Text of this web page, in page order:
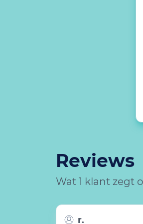
Reviews
Wat 1 klant zegt
r.